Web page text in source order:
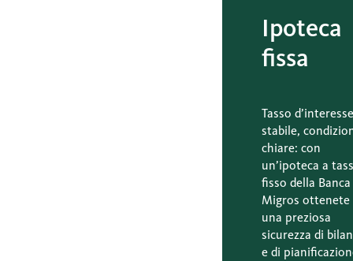
Ipoteca
fissa
Tasso d’interesse
stabile,
chiare: con
un’ipoteca a
fisso della Banca
Migros ottenete
una preziosa
sicurezza di
e di